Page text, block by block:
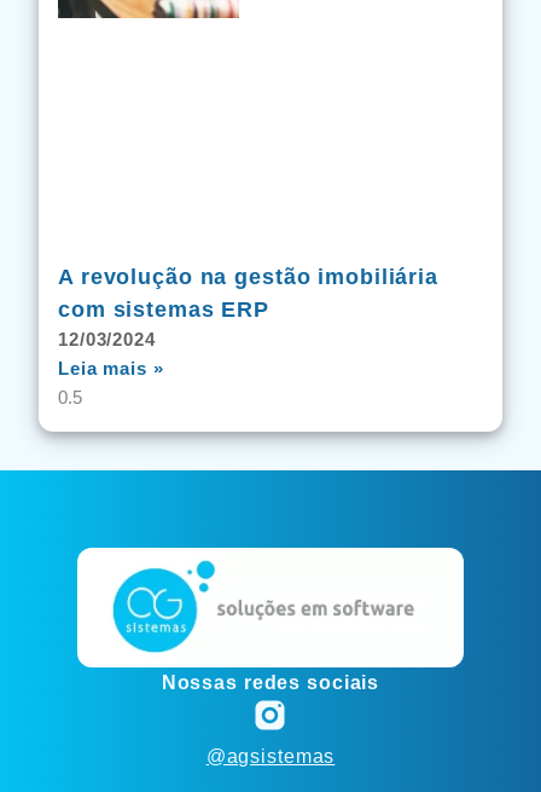
A revolução na gestão imobiliária
com sistemas ERP
12/03/2024
Leia mais »
Nossas redes sociais
@agsistemas